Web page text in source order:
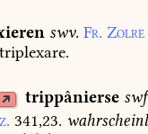
swv. Fr. Zolre
triplexare.
trippânierse
341,23.